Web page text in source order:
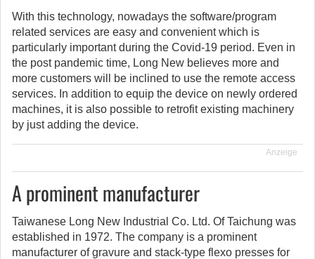
With this technology, nowadays the software/program
related services are easy and convenient which is
particularly important during the Covid-19 period. Even in
the post pandemic time, Long New believes more and
more customers will be inclined to use the remote access
services. In addition to equip the device on newly ordered
machines, it is also possible to retrofit existing machinery
by just adding the device.
Anzeige
A prominent manufacturer
Taiwanese Long New Industrial Co. Ltd. Of Taichung was
established in 1972. The company is a prominent
manufacturer of gravure and stack-type flexo presses for